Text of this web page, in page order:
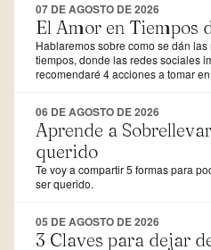
07 DE AGOSTO DE 2026
El Amor en Tiempos
Hablaremos sobre como se dán
tiempos, donde las redes sociales
recomendaré 4 acciones a tomar
06 DE AGOSTO DE 2026
Aprende a
querido
Te voy a compartir 5 formas para
ser querido.
05 DE AGOSTO DE 2026
3 Claves para dejar